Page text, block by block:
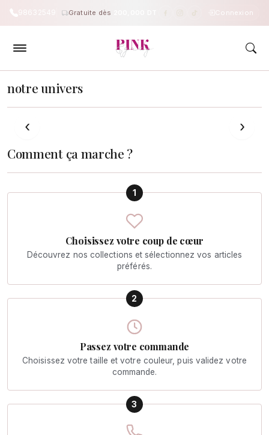
Gratuite dès Connexion
PinkAndGrey — Boutique en
notre univers
‹ ›
Comment ça marche ?
1
Choisissez votre coup de cœur
Découvrez nos collections et sélectionnez vos articles
préférés.
2
Passez votre commande
Choisissez votre taille et votre couleur, puis validez votre
commande.
3